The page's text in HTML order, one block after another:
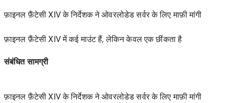
फ़ाइनल फ़ैंटेसी XIV के निर्देशक ने ओवरलोडेड सर्वर के लिए माफ़ी मांगी
फ़ाइनल फ़ैंटेसी XIV में कई माउंट हैं, लेकिन केवल एक छींकता है
संबंधित सामग्री
फ़ाइनल फ़ैंटेसी XIV के निर्देशक ने ओवरलोडेड सर्वर के लिए माफ़ी मांगी